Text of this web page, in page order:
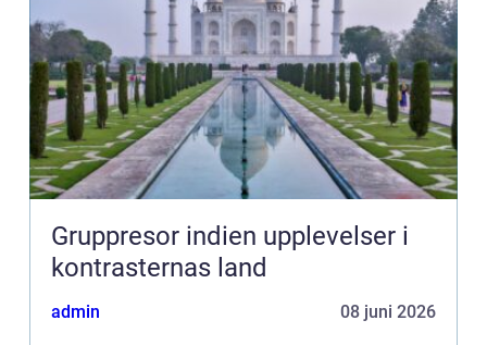
Gruppresor indien upplevelser i
kontrasternas land
admin 08 juni 2026